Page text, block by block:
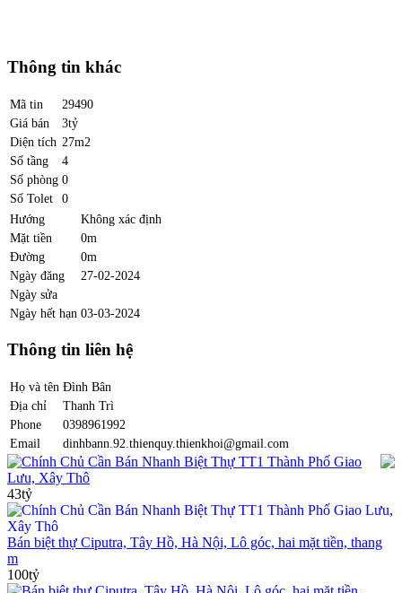
Thông tin khác
Mã tin
29490
Giá bán
3tỷ
Diện tích 27m2
Số tầng
4
Số phòng 0
Số Tolet
0
Hướng
Không xác định
Mặt tiền
0m
Đường
0m
Ngày đăng
27-02-2024
Ngày sửa
Ngày hết hạn 03-03-2024
Thông tin liên hệ
Họ và tên Đình Bân
Địa chỉ
Thanh Trì
Phone
0398961992
Email
dinhbann.92.thienquy.thienkhoi@gmail.com
Chính Chủ Cần Bán Nhanh Biệt Thự TT1 Thành Phố Giao
Lưu, Xây Thô
43tỷ
Bán biệt thự Ciputra, Tây Hồ, Hà Nội, Lô góc, hai mặt tiền, thang
m
100tỷ